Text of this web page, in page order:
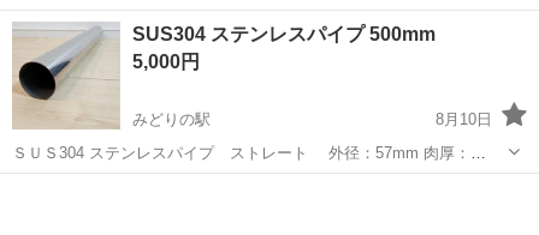
まとめてお譲りします。 汚れや使用感がありますので、ご了承くださ
い。 取りに来ていただける方でお願いします。
茨城 つくば市 その他
SUS304 ステンレスパイプ 500mm
5,000円
みどりの駅
8月10日
ＳＵＳ304 ステンレスパイプ ストレート 外径：57mm 肉厚：
1.2mm 長さ：500mm 内径：54mm